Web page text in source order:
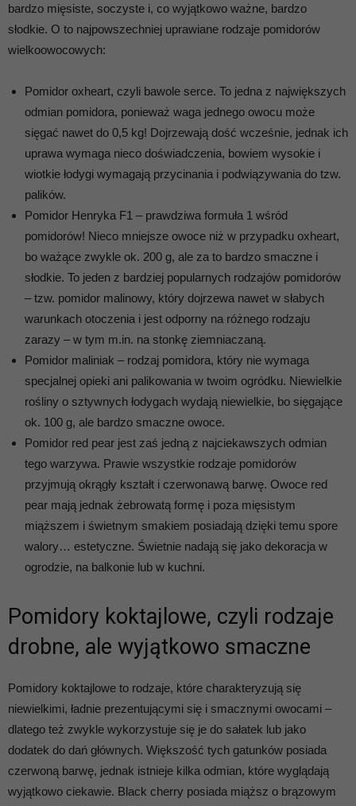
bardzo mięsiste, soczyste i, co wyjątkowo ważne, bardzo
słodkie. O to najpowszechniej uprawiane rodzaje pomidorów
wielkoowocowych:
Pomidor oxheart, czyli bawole serce. To jedna z największych
odmian pomidora, ponieważ waga jednego owocu może
sięgać nawet do 0,5 kg! Dojrzewają dość wcześnie, jednak ich
uprawa wymaga nieco doświadczenia, bowiem wysokie i
wiotkie łodygi wymagają przycinania i podwiązywania do tzw.
palików.
Pomidor Henryka F1 – prawdziwa formuła 1 wśród
pomidorów! Nieco mniejsze owoce niż w przypadku oxheart,
bo ważące zwykle ok. 200 g, ale za to bardzo smaczne i
słodkie. To jeden z bardziej popularnych rodzajów pomidorów
– tzw. pomidor malinowy, który dojrzewa nawet w słabych
warunkach otoczenia i jest odporny na różnego rodzaju
zarazy – w tym m.in. na stonkę ziemniaczaną.
Pomidor maliniak – rodzaj pomidora, który nie wymaga
specjalnej opieki ani palikowania w twoim ogródku. Niewielkie
rośliny o sztywnych łodygach wydają niewielkie, bo sięgające
ok. 100 g, ale bardzo smaczne owoce.
Pomidor red pear jest zaś jedną z najciekawszych odmian
tego warzywa. Prawie wszystkie rodzaje pomidorów
przyjmują okrągły kształt i czerwonawą barwę. Owoce red
pear mają jednak żebrowatą formę i poza mięsistym
miąższem i świetnym smakiem posiadają dzięki temu spore
walory… estetyczne. Świetnie nadają się jako dekoracja w
ogrodzie, na balkonie lub w kuchni.
Pomidory koktajlowe, czyli rodzaje
drobne, ale wyjątkowo smaczne
Pomidory koktajlowe to rodzaje, które charakteryzują się
niewielkimi, ładnie prezentującymi się i smacznymi owocami –
dlatego też zwykle wykorzystuje się je do sałatek lub jako
dodatek do dań głównych. Większość tych gatunków posiada
czerwoną barwę, jednak istnieje kilka odmian, które wyglądają
wyjątkowo ciekawie. Black cherry posiada miąższ o brązowym